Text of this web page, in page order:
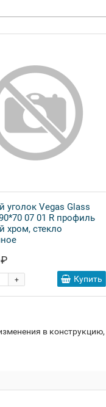
уголок Vegas Glass
07 01 R профиль
хром, стекло
+ Купить
в